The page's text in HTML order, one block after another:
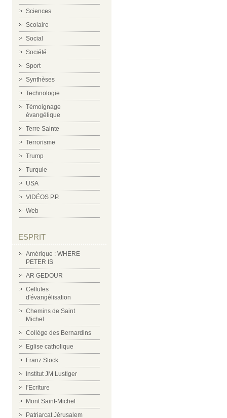
Sciences
Scolaire
Social
Société
Sport
Synthèses
Technologie
Témoignage
évangélique
Terre Sainte
Terrorisme
Trump
Turquie
USA
VIDÉOS P.P.
Web
ESPRIT
Amérique : WHERE
PETER IS
AR GEDOUR
Cellules
d'évangélisation
Chemins de Saint
Michel
Collège des Bernardins
Eglise catholique
Franz Stock
Institut JM Lustiger
l'Ecriture
Mont Saint-Michel
Patriarcat Jérusalem